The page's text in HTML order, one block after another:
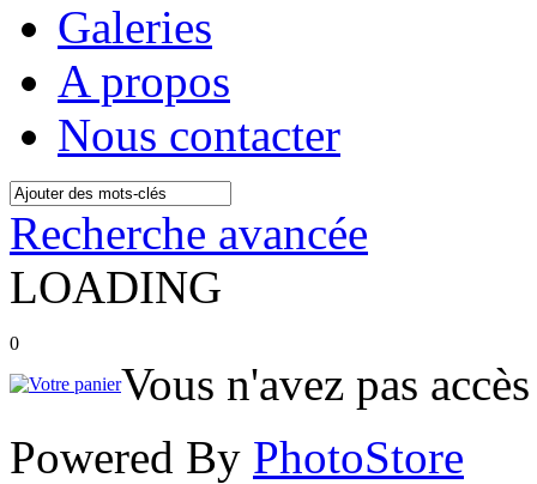
Galeries
A propos
Nous contacter
Recherche avancée
LOADING
0
Vous n'avez pas
Powered By PhotoStore